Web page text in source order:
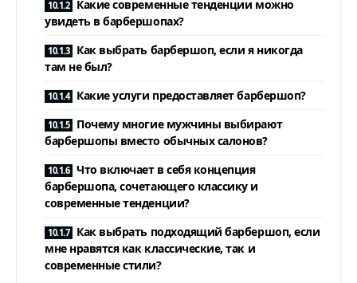
Какие современные тенденции можно
увидеть в барбершопах?
Как выбрать барбершоп, если я никогда
там не был?
Какие услуги предоставляет барбершоп?
Почему многие мужчины выбирают
барбершопы вместо обычных салонов?
Что включает в себя концепция
барбершопа, сочетающего классику и
современные тенденции?
Как выбрать подходящий барбершоп, если
мне нравятся как классические, так и
современные стили?